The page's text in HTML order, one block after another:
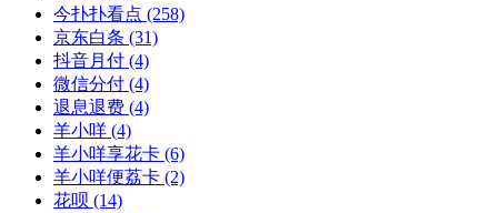
今扑扑看点 (258)
京东白条 (31)
抖音月付 (4)
微信分付 (4)
退息退费 (4)
羊小咩 (4)
羊小咩享花卡 (6)
羊小咩便荔卡 (2)
花呗 (14)